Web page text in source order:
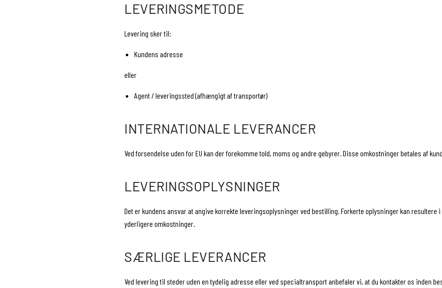
LEVERINGSMETODE
Levering sker til:
Kundens adresse
eller
Agent / leveringssted (afhængigt af transportør)
INTERNATIONALE LEVERANCER
Ved forsendelse uden for EU kan der forekomme told, moms og andre gebyrer. Disse omkostninger betales af
LEVERINGSOPLYSNINGER
Det er kundens ansvar at angive korrekte leveringsoplysninger ved bestilling. Forkerte oplysninger kan resultere
yderligere omkostninger.
SÆRLIGE LEVERANCER
Ved levering til steder uden en tydelig adresse eller ved specialtransport anbefaler vi, at du kontakter os inden